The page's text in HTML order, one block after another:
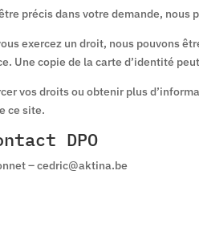
précis dans votre demande,
exercez un droit, nous pouvons
Une copie de la carte d’identité
vos droits ou obtenir plus
ce site.
DPO
– cedric@aktina.be